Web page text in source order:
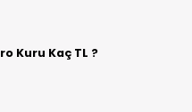
Kuru Kaç TL ?